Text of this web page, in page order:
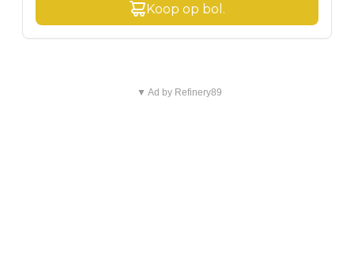
Koop op bol .
▼ Ad by Refinery89